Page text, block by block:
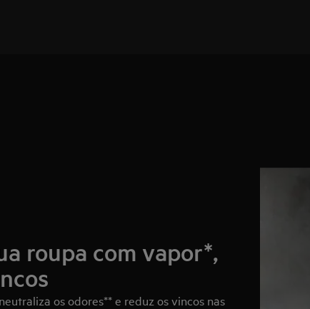
roupa com vapor*,
os odores** e reduz os vincos nas